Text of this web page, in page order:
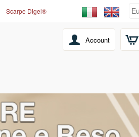
Scarpe Digel®
Account